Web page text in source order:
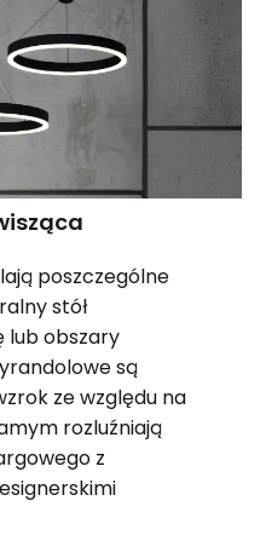
poszczególne
stół
lub obszary
są
ze względu na
rozluźniają
z